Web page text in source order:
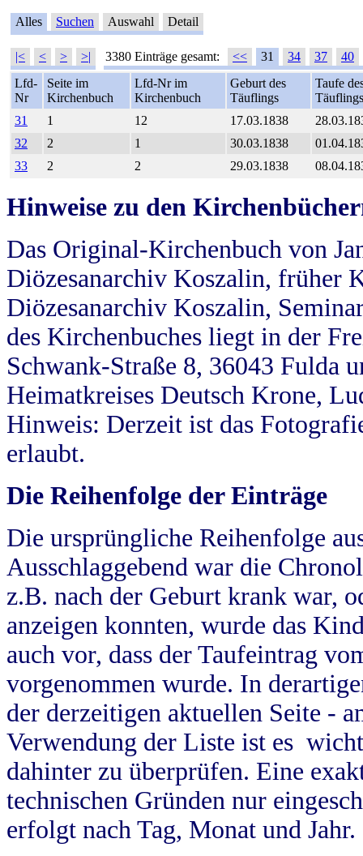
Alles Suchen Auswahl Detail
|< < > >| 3380 Einträge gesamt: << 31 34 37
40
Lfd-
Nr
Seite im
Kirchenbuch
Lfd-Nr im
Kirchenbuch
Geburt des
Täuflings
Taufe
Täuflings
31
1 12 17.03.1838
32
2 1 30.03.1838
33
2 2 29.03.1838
Hinweise zu den
Das Original-Kirchenbuch von
Diözesanarchiv Koszalin, früher
Diözesanarchiv Koszalin,
des Kirchenbuches liegt in der
Schwank-Straße 8, 36043 Fulda
Heimatkreises Deutsch Krone,
Hinweis: Derzeit ist das
erlaubt.
Die Reihenfolge der Einträge
Die ursprüngliche Reihenfolge
Ausschlaggebend war die
z.B. nach der Geburt krank war,
anzeigen konnten, wurde das
auch vor, dass der Taufeintrag
vorgenommen wurde. In
der derzeitigen aktuellen Seite -
Verwendung der Liste ist es
dahinter zu überprüfen. Eine
technischen Gründen nur
erfolgt nach Tag, Monat und Jahr.